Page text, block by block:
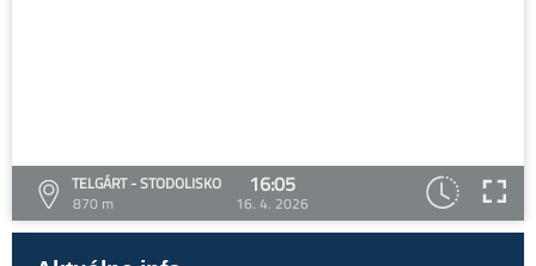
TELGÁRT - STODOLISKO
870 m
16:05
16. 4. 2026